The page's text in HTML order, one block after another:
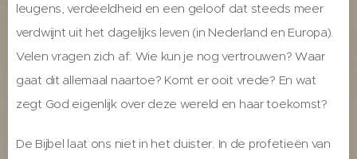
leugens, verdeeldheid en een geloof dat steeds meer
verdwijnt uit het dagelijks leven (in Nederland en Europa).
Velen vragen zich af: Wie kun je nog vertrouwen? Waar
gaat dit allemaal naartoe? Komt er ooit vrede? En wat
zegt God eigenlijk over deze wereld en haar toekomst?
De Bijbel laat ons niet in het duister. In de profetieën van